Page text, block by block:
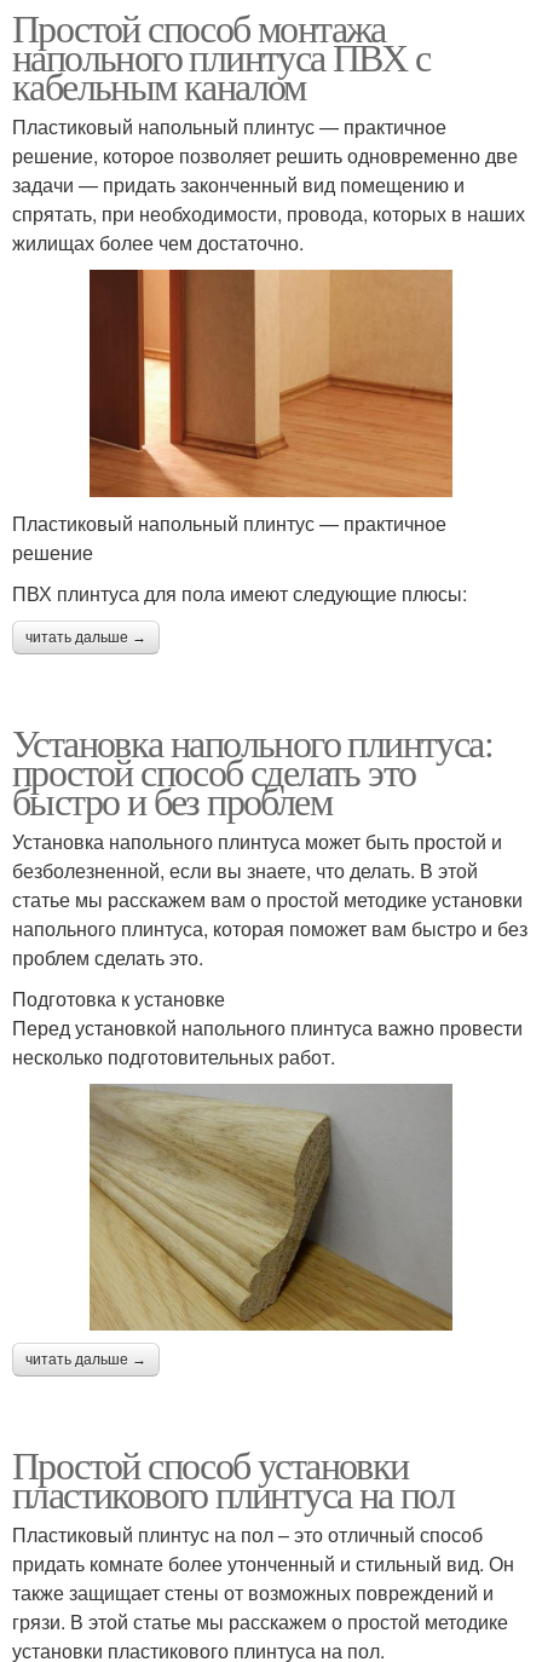
Простой способ монтажа
напольного плинтуса ПВХ с
кабельным каналом
Пластиковый напольный плинтус — практичное
решение, которое позволяет решить одновременно две
задачи — придать законченный вид помещению и
спрятать, при необходимости, провода, которых в наших
жилищах более чем достаточно.
Пластиковый напольный плинтус — практичное
решение
ПВХ плинтуса для пола имеют следующие плюсы:
читать дальше →
Установка напольного плинтуса:
простой способ сделать это
быстро и без проблем
Установка напольного плинтуса может быть простой и
безболезненной, если вы знаете, что делать. В этой
статье мы расскажем вам о простой методике установки
напольного плинтуса, которая поможет вам быстро и без
проблем сделать это.
Подготовка к установке
Перед установкой напольного плинтуса важно провести
несколько подготовительных работ.
читать дальше →
Простой способ установки
пластикового плинтуса на пол
Пластиковый плинтус на пол – это отличный способ
придать комнате более утонченный и стильный вид. Он
также защищает стены от возможных повреждений и
грязи. В этой статье мы расскажем о простой методике
установки пластикового плинтуса на пол.